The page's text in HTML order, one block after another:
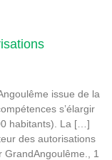
issue de la
s’élargir
habitants). La […]
des autorisations
GrandAngoulême., 1